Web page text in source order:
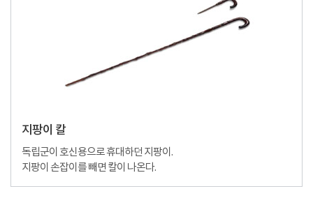
지팡이 칼
독립군이 호신용으로 휴대하던 지팡이.
지팡이 손잡이를 빼면 칼이 나온다.